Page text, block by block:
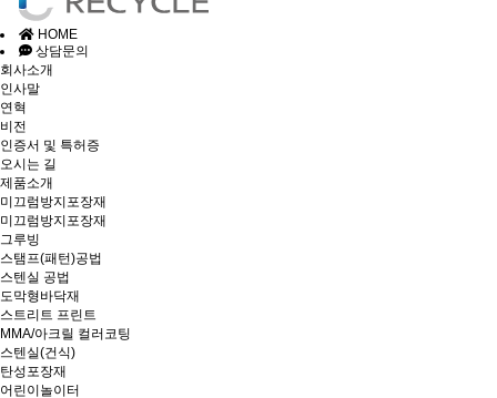
HOME
상담문의
회사소개
인사말
연혁
비전
인증서 및 특허증
오시는 길
제품소개
미끄럼방지포장재
미끄럼방지포장재
그루빙
스탬프(패턴)공법
스텐실 공법
도막형바닥재
스트리트 프린트
MMA/아크릴 컬러코팅
스텐실(건식)
탄성포장재
어린이놀이터